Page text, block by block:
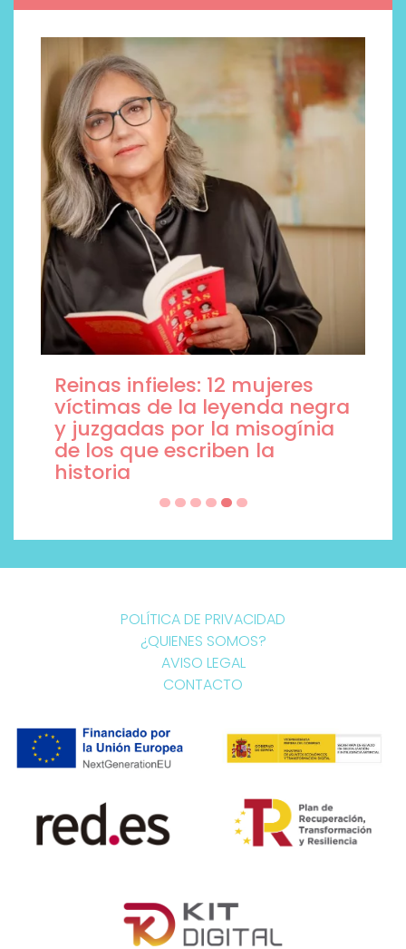
Reinas infieles: 12 mujeres
víctimas de la leyenda negra
y juzgadas por la misogínia
de los que escriben la
historia
POLÍTICA DE PRIVACIDAD
¿QUIENES SOMOS?
AVISO LEGAL
CONTACTO